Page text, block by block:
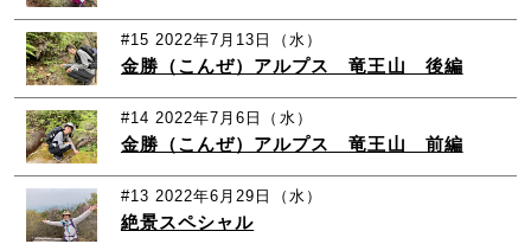
#15 2022年7月13日（水）
金勝（こんぜ）アルプス 竜王山 後編
#14 2022年7月6日（水）
金勝（こんぜ）アルプス 竜王山 前編
#13 2022年6月29日（水）
絶景スペシャル